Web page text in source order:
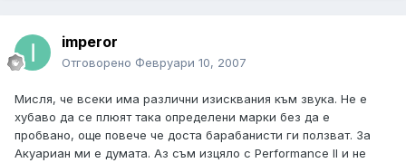
imperor
Отговорено Февруари 10, 2007
Мисля, че всеки има различни изисквания към звука. Не е
хубаво да се плюят така определени марки без да е
пробвано, още повече че доста барабанисти ги ползват. За
Акуариан ми е думата. Аз съм изцяло с Performance II и не